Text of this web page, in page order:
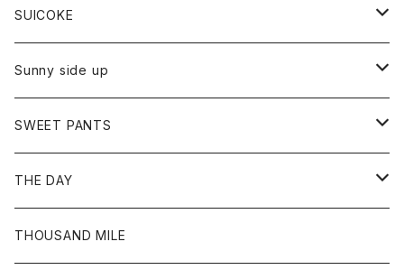
パンツ
カットソー
カーディガン
パンツ
オーバーオール
バッグ
アクセサリー
ブレスレット
リング
SUICOKE
ブーツ
サンダル
Sunny side up
アウター
Ｇジャン
ボトム
ジーンズ
SWEET PANTS
ボトム
ショートパンツ
THE DAY
トップス
THOUSAND MILE